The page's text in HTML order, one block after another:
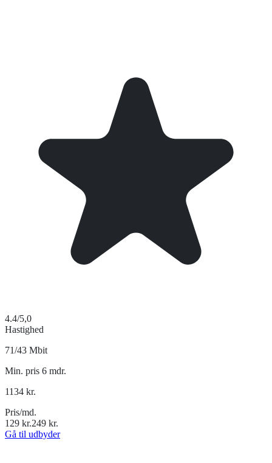
4.4/5,0
Hastighed
71/43 Mbit
Min. pris 6 mdr.
1134 kr.
Pris/md.
129 kr.249 kr.
Gå til udbyder